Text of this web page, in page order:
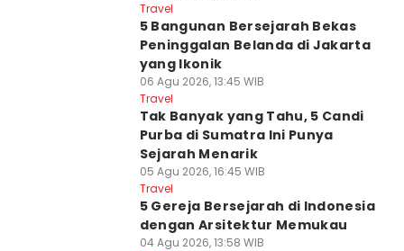
Travel
5 Bangunan Bersejarah Bekas
Peninggalan Belanda di Jakarta
yang Ikonik
06 Agu 2026, 13:45 WIB
Travel
Tak Banyak yang Tahu, 5 Candi
Purba di Sumatra Ini Punya
Sejarah Menarik
05 Agu 2026, 16:45 WIB
Travel
5 Gereja Bersejarah di Indonesia
dengan Arsitektur Memukau
04 Agu 2026, 13:58 WIB